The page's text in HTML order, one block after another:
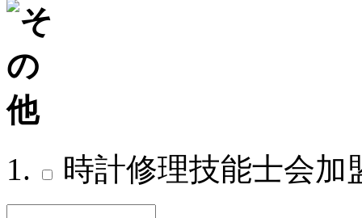
時計修理技能士会加